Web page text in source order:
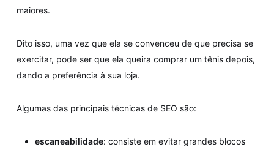
maiores.
Dito isso, uma vez que ela se convenceu de que precisa se
exercitar, pode ser que ela queira comprar um tênis depois,
dando a preferência à sua loja.
Algumas das principais técnicas de SEO são:
escaneabilidade: consiste em evitar grandes blocos